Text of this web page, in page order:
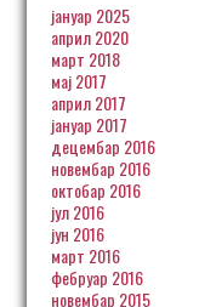
јануар 2025
април 2020
март 2018
мај 2017
април 2017
јануар 2017
децембар 2016
новембар 2016
октобар 2016
јул 2016
јун 2016
март 2016
фебруар 2016
новембар 2015